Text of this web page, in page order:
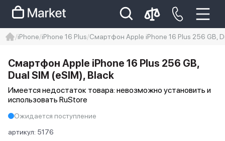
Iphone 14 pro max
айфон 14
iPhone iPhone 16 Plus Смартфон Apple iPhone 16 Plus 256 GB,
Смартфон Apple iPhone 16 Plus 256 GB,
Dual SIM (eSIM), Black
Имеется недостаток товара: невозможно установить и
использовать RuStore
Ожидается поступление
артикул: 5176